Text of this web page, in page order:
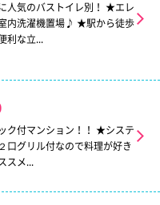
人気のバストイレ別！ ★エレ
内洗濯機置場♪ ★駅から徒歩
利な立...
ク付マンション！！ ★システ
口グリル付なので料理が好き
スメ...